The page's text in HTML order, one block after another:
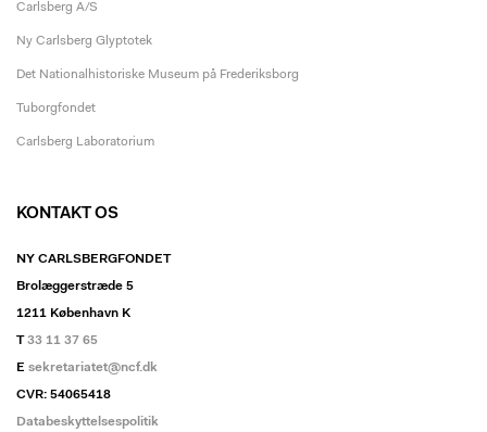
Carlsberg A/S
Ny Carlsberg Glyptotek
Det Nationalhistoriske Museum på Frederiksborg
Tuborgfondet
Carlsberg Laboratorium
KONTAKT OS
NY CARLSBERGFONDET
Brolæggerstræde 5
1211 København K
T33 11 37 65
E sekretariatet@ncf.dk
CVR: 54065418
Databeskyttelsespolitik